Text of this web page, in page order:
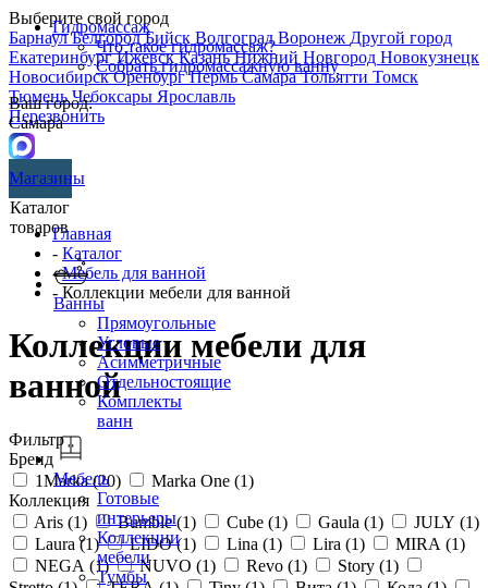
Выберите свой город
БарнаулБелгородБийск ВолгоградВоронеж Другой город
ЕкатеринбургИжевскКазаньНижний Новгород Новокузнецк
НовосибирскОренбургПермьСамараТольятти Томск
ТюменьЧебоксары Ярославль
Перезвонить
Гидромассаж
Что такое гидромассаж?
Собрать гидромассажную ванну
Ваш город:
Самара
Магазины
Каталог
товаров
Ванны
Прямоугольные
Угловые
Асимметричные
Отдельностоящие
Комплекты
ванн
Мебель
Готовые
интерьеры
Коллекции
мебели
Тумбы
Главная
- Каталог
-Мебель для ванной
- Коллекции мебели для ванной
Коллекции мебели для
ванной
Фильтр
Бренд
1Marka (20) Marka One (1)
Коллекция
Aris (1) Bumble (1) Cube (1) Gaula (1) JULY (1)
Laura (1) LIDO (1) Lina (1) Lira (1) MIRA (1)
NEGA (1) NUVO (1) Revo (1) Story (1)